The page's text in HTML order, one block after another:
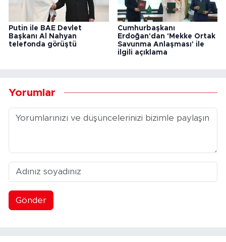
Putin ile BAE Devlet
Başkanı Al Nahyan
telefonda görüştü
Cumhurbaşkanı
Erdoğan'dan 'Mekke Ortak
Savunma Anlaşması' ile
ilgili açıklama
Yorumlar
Gönder